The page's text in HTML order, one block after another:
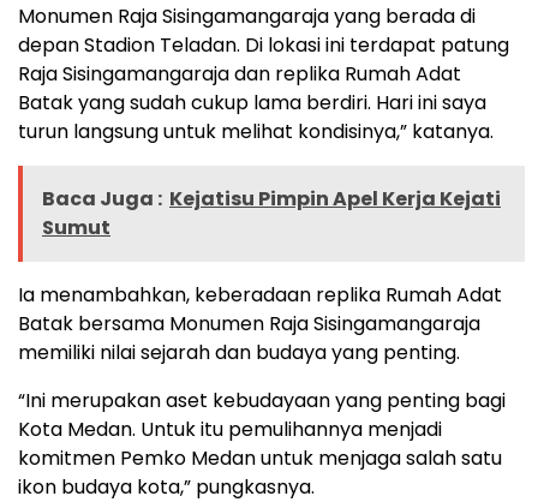
Monumen Raja Sisingamangaraja yang berada di
depan Stadion Teladan. Di lokasi ini terdapat patung
Raja Sisingamangaraja dan replika Rumah Adat
Batak yang sudah cukup lama berdiri. Hari ini saya
turun langsung untuk melihat kondisinya,” katanya.
Baca Juga : Kejatisu Pimpin Apel Kerja Kejati
Sumut
Ia menambahkan, keberadaan replika Rumah Adat
Batak bersama Monumen Raja Sisingamangaraja
memiliki nilai sejarah dan budaya yang penting.
“Ini merupakan aset kebudayaan yang penting bagi
Kota Medan. Untuk itu pemulihannya menjadi
komitmen Pemko Medan untuk menjaga salah satu
ikon budaya kota,” pungkasnya.